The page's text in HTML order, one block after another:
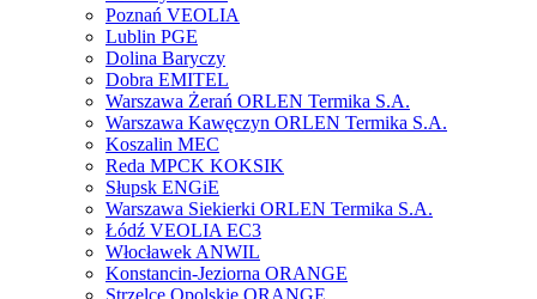
Poznań VEOLIA
Lublin PGE
Dolina Baryczy
Dobra EMITEL
Warszawa Żerań ORLEN Termika S.A.
Warszawa Kawęczyn ORLEN Termika S.A.
Koszalin MEC
Reda MPCK KOKSIK
Słupsk ENGiE
Warszawa Siekierki ORLEN Termika S.A.
Łódź VEOLIA EC3
Włocławek ANWIL
Konstancin-Jeziorna ORANGE
Strzelce Opolskie ORANGE